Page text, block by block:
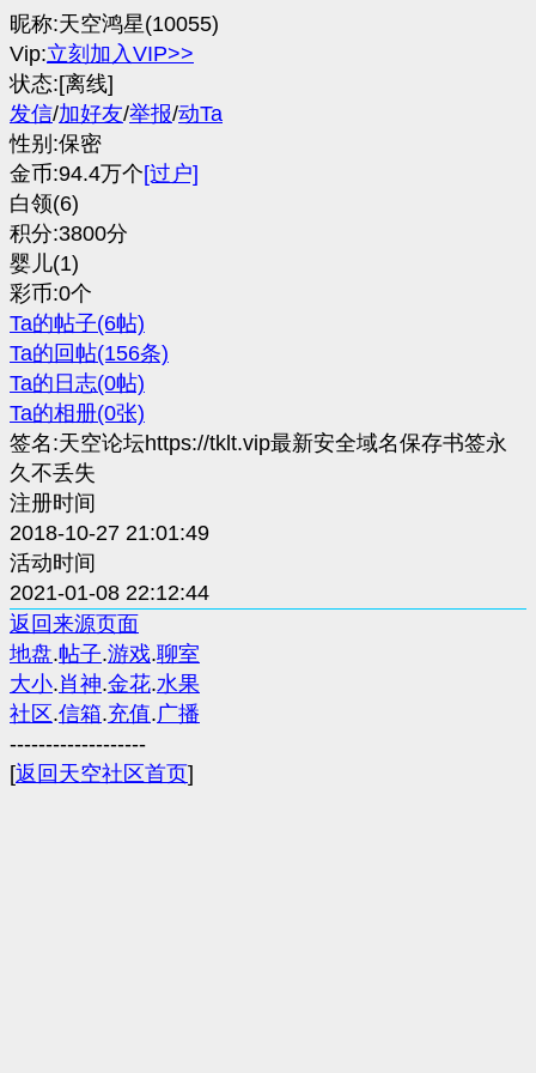
昵称:天空鸿星(10055)
Vip:立刻加入VIP>>
状态:[离线]
发信/加好友/举报/动Ta
性别:保密
金币:94.4万个[过户]
白领(6)
积分:3800分
婴儿(1)
彩币:0个
Ta的帖子(6帖)
Ta的回帖(156条)
Ta的日志(0帖)
Ta的相册(0张)
签名:天空论坛https://tklt.vip最新安全域名保存书签永
久不丢失
注册时间
2018-10-27 21:01:49
活动时间
2021-01-08 22:12:44
返回来源页面
地盘.帖子.游戏.聊室
大小.肖神.金花.水果
社区 .信箱.充值.广播
-------------------
[返回天空社区首页]